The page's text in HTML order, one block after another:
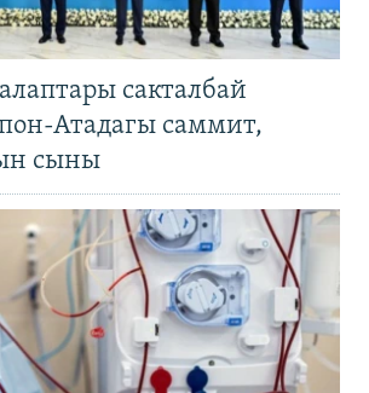
сакталбай
Атадагы саммит,
сыны